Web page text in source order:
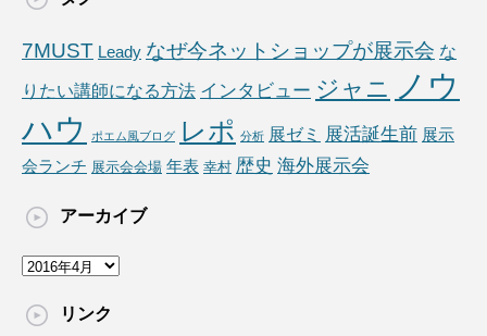
7MUST Leady なぜ今ネットショップが展示会 な
りたい講師になる方法 インタビュー ジャニ ノウ
ハウ
ポエム風ブログ レポ 分析 展ゼミ 展活誕生前 展示
会ランチ 展示会会場 年表 幸村 歴史 海外展示会
アーカイブ
ア
カ
リンク